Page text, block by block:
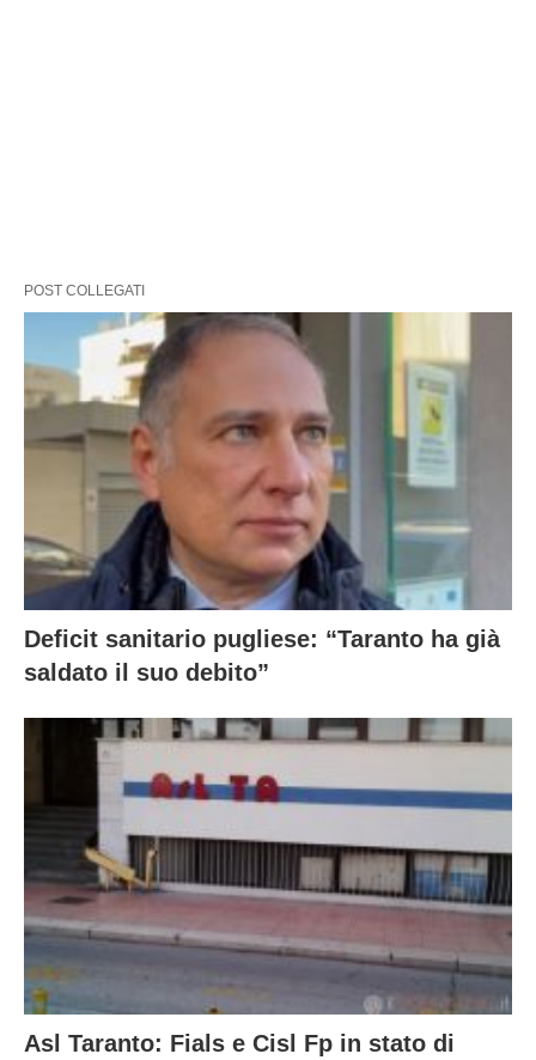
POST COLLEGATI
Deficit sanitario pugliese: “Taranto ha già
saldato il suo debito”
Asl Taranto: Fials e Cisl Fp in stato di